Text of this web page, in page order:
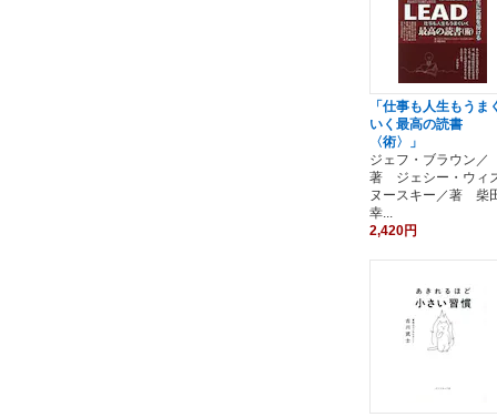
「仕事も人生もうま
いく最高の読書
〈術〉」
ジェフ・ブラウン／
著 ジェシー・ウィ
ヌースキー／著 柴
幸...
2,420円